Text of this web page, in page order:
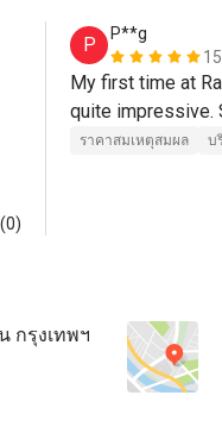
P
P**g
My first time at
quite impressive.
were not so
sweets plus
station, salad
Thai spicy salad,
ราคาสมเหตุสมผล บ
กรุงเทพฯ